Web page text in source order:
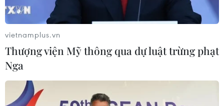
vietnamplus.vn
Thượng viện Mỹ thông qua dự luật trừng phạt
Nga